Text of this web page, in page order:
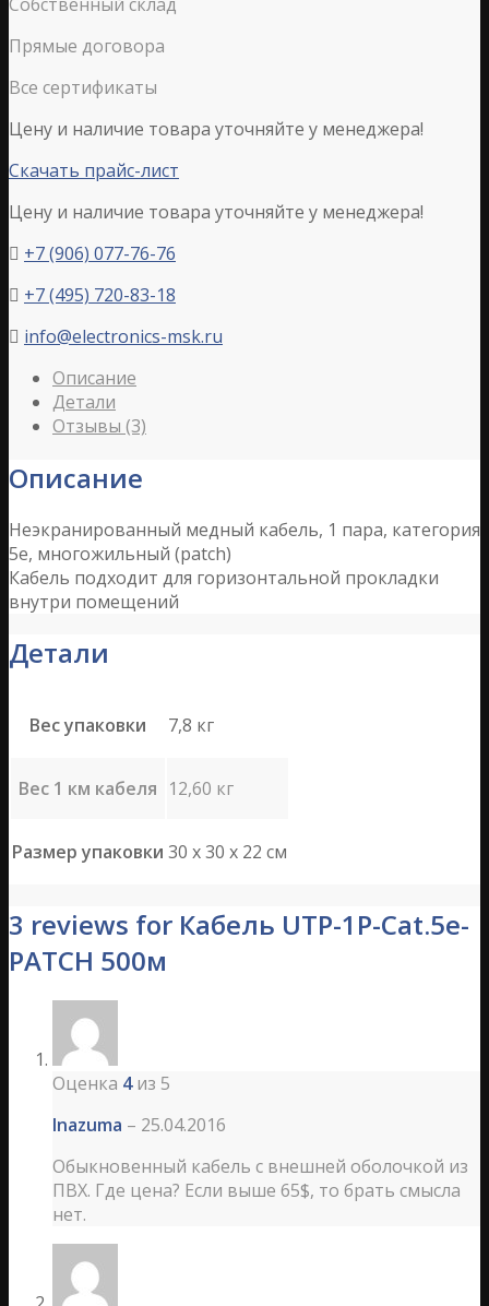
Прямые договора
Все сертификаты
Цену и наличие товара уточняйте у менеджера!
Скачать прайс-лист
Цену и наличие товара уточняйте у менеджера!
 +7 (906) 077-76-76
 +7 (495) 720-83-18
 info@electronics-msk.ru
Описание
Детали
Отзывы (3)
Описание
Неэкранированный медный кабель, 1 пара, категория
5e, многожильный (patch)
Кабель подходит для горизонтальной прокладки
внутри помещений
Детали
Вес упаковки 7,8 кг
Вес 1 км кабеля 12,60 кг
Размер упаковки 30 х 30 х 22 см
3 reviews for Кабель UTP-1P-Cat.5e-
PATCH 500м
Оценка 4из 5
Inazuma – 25.04.2016
Обыкновенный кабель с внешней оболочкой из
ПВХ. Где цена? Если выше 65$, то брать смысла
нет.